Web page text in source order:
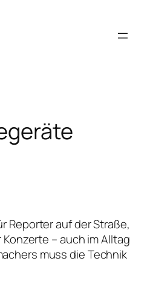
Reporter auf der Straße,
– auch im Alltag
muss die Technik